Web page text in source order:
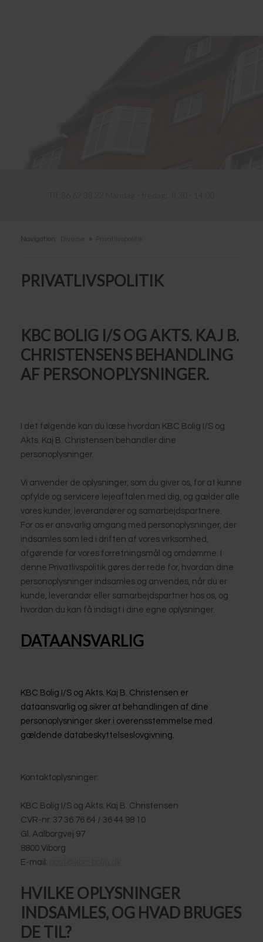
Navigation: »
PRIVATLIVSPOLITIK
​KBC BOLIG I/S OG AKTS. KAJ B.
CHRISTENSENS BEHANDLING
AF PERSONOPLYSNINGER.
I det følgende kan du læse hvordan KBC Bolig I/S og
Akts. Kaj B. Christensen behandler dine
personoplysninger.
Vi anvender de oplysninger, som du giver os, for at kunne
opfylde og servicere lejeaftalen med dig, og gælder alle
vores kunder, leverandører og samarbejdspartnere.
For os er ansvarlig omgang med personoplysninger, der
indsamles som led i driften af vores virksomhed,
afgørende for vores forretningsmål og omdømme. I
denne Privatlivspolitik gøres der rede for, hvordan dine
personoplysninger indsamles og anvendes, når du er
kunde, leverandør eller samarbejdspartner hos os, og
hvordan du kan få indsigt i dine egne oplysninger.
DATAANSVARLIG
KBC Bolig I/S og Akts. Kaj B. Christensen er
dataansvarlig og sikrer at behandlingen af dine
personoplysninger sker i overensstemmelse med
gældende databeskyttelseslovgivning.
Kontaktoplysninger:
KBC Bolig I/S og Akts. Kaj B. Christensen
CVR-nr. 37 36 76 64 / 36 44 98 10
Gl. Aalborgvej 97
8800 Viborg
E-mail:
HVILKE OPLYSNINGER
INDSAMLES, OG HVAD BRUGES
DE TIL?